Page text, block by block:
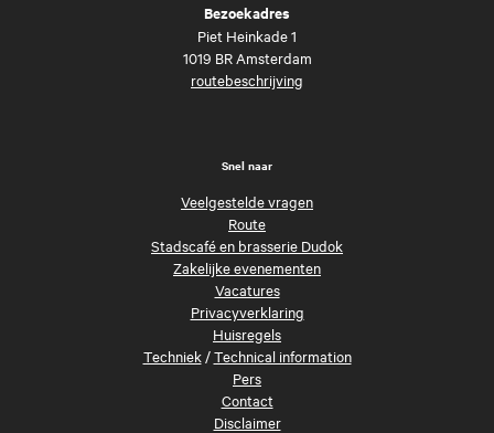
Bezoekadres
Piet Heinkade 1
1019 BR Amsterdam
routebeschrijving
Snel naar
Veelgestelde vragen
Route
Stadscafé en brasserie Dudok
Zakelijke evenementen
Vacatures
Privacyverklaring
Huisregels
Techniek/Technical information
Pers
Contact
Disclaimer